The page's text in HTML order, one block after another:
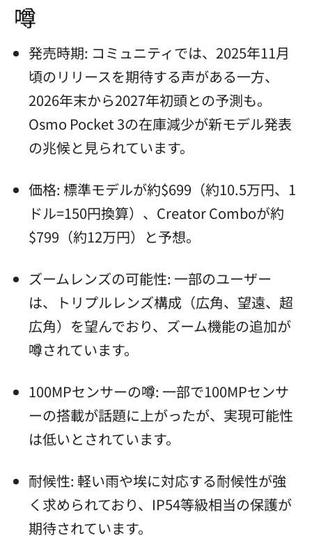
噂
発売時期: コミュニティでは、2025年11月
頃のリリースを期待する声がある一方、
2026年末から2027年初頭との予測も。
Osmo Pocket 3の在庫減少が新モデル発表
の兆候と見られています。
価格: 標準モデルが約$699（約10.5万円、1
ドル=150円換算）、Creator Comboが約
$799（約12万円）と予想。
ズームレンズの可能性: 一部のユーザー
は、トリプルレンズ構成（広角、望遠、超
広角）を望んでおり、ズーム機能の追加が
噂されています。
100MPセンサーの噂: 一部で100MPセンサ
ーの搭載が話題に上がったが、実現可能性
は低いとされています。
耐候性: 軽い雨や埃に対応する耐候性が強
く求められており、IP54等級相当の保護が
期待されています。